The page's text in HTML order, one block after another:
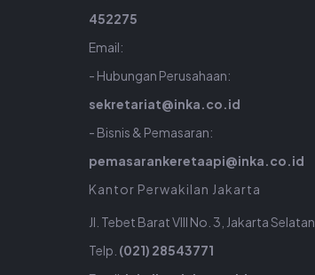
452275
Email:
- Hubungan Perusahaan:
sekretariat@inka.co.id
- Bisnis & Pemasaran:
pemasarankeretaapi@inka.co.id
Kantor Perwakilan Jakarta
Jl. Tebet Barat VIII No. 3, Jakarta Selatan
Telp. (021) 28543771